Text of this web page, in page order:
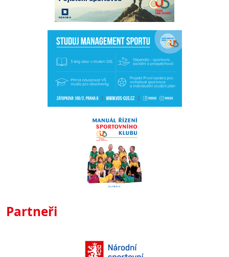
Partneři